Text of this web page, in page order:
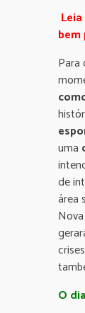
Para
uma
de
área
O